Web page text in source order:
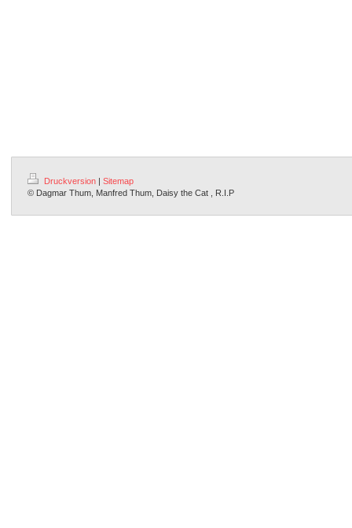
Druckversion
Sitemap
© Dagmar Thum, Manfred Thum, Daisy the Cat , R.I.P